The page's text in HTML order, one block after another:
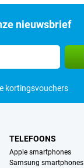
nieuwsbrief
kortingsvouchers
TELEFOONS
Apple smartphones
Samsung smartphones